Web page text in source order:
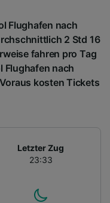
Flughafen nach
2 Std 16
fahren pro Tag
Flughafen nach
kosten Tickets
Letzter Zug
23:33